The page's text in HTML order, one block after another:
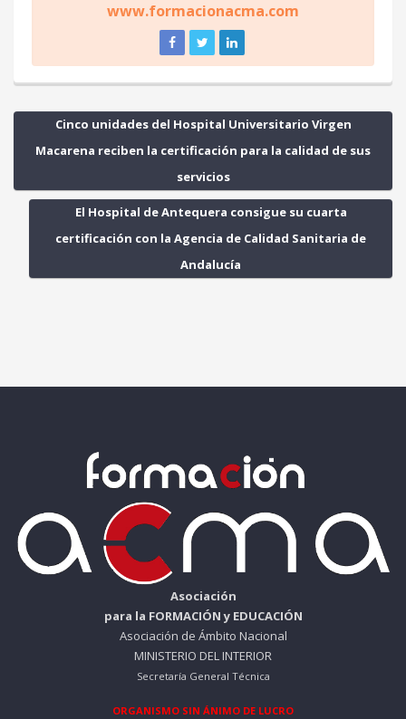
www.formacionacma.com
Cinco unidades del Hospital Universitario Virgen
Macarena reciben la certificación para la calidad de sus
servicios
El Hospital de Antequera consigue su cuarta
certificación con la Agencia de Calidad Sanitaria de
Andalucía
Asociación
para la FORMACIÓN y EDUCACIÓN
Asociación de Ámbito Nacional
MINISTERIO DEL INTERIOR
Secretaría General Técnica
ORGANISMO SIN ÁNIMO DE LUCRO